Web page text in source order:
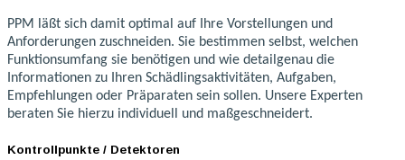
PPM läßt sich damit optimal auf Ihre Vorstellungen und
Anforderungen zuschneiden. Sie bestimmen selbst, welchen
Funktionsumfang sie benötigen und wie detailgenau die
Informationen zu Ihren Schädlingsaktivitäten, Aufgaben,
Empfehlungen oder Präparaten sein sollen. Unsere Experten
beraten Sie hierzu individuell und maßgeschneidert.
Kontrollpunkte / Detektoren